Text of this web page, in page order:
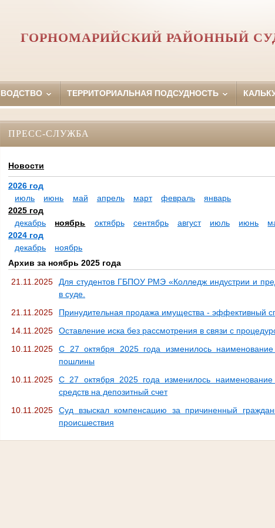
ГОРНОМАРИЙСКИЙ РАЙОННЫЙ
ТЕРРИТОРИАЛЬНАЯ ПОДСУДНОСТЬ
ПРЕСС-СЛУЖБА
Новости
2026 год
июль
июнь май апрель март февраль
январь
2025 год
декабрь
ноябрь октябрь сентябрь август июль июнь
2024 год
декабрь
ноябрь
Архив за ноябрь 2025 года
21.11.2025
Для студентов ГБПОУ РМЭ «Колледж индустрии и
в суде.
21.11.2025
Принудительная продажа имущества - эффективный
14.11.2025
Оставление иска без рассмотрения в связи с
10.11.2025
С 27 октября 2025 года изменилось
пошлины
10.11.2025
С 27 октября 2025 года изменилось
средств на депозитный счет
10.11.2025
Суд взыскал компенсацию за причиненный
происшествия